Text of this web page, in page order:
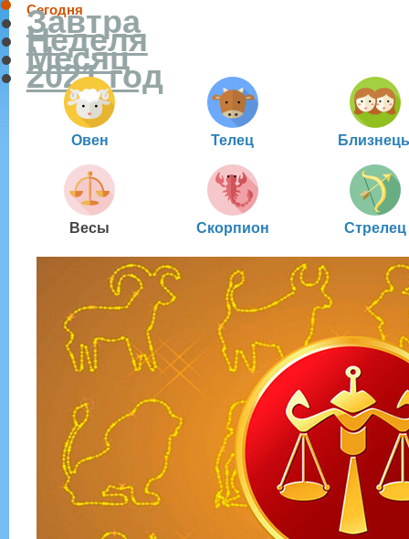
Сегодня
Завтра
Неделя
Месяц
2021 год
Овен Телец
Весы Скорпион Стрелец